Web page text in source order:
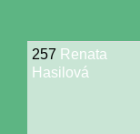
257 Renata
Hasilová